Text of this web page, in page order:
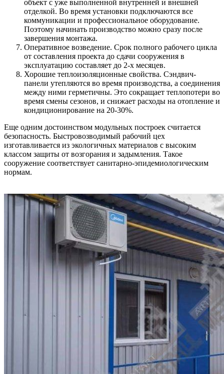
объект с уже выполненной внутренней и внешней
отделкой. Во время установки подключаются все
коммуникации и профессиональное оборудование.
Поэтому начинать производство можно сразу после
завершения монтажа.
Оперативное возведение. Срок полного рабочего цикла
от составления проекта до сдачи сооружения в
эксплуатацию составляет до 2-х месяцев.
Хорошие теплоизоляционные свойства. Сэндвич-
панели утепляются во время производства, а соединения
между ними герметичны. Это сокращает теплопотери во
время смены сезонов, и снижает расходы на отопление и
кондиционирование на 20-30%.
Еще одним достоинством модульных построек считается
безопасность. Быстровозводимый рабочий цех
изготавливается из экологичных материалов с высоким
классом защиты от возгорания и задымления. Такое
сооружение соответствует санитарно-эпидемиологическим
нормам.